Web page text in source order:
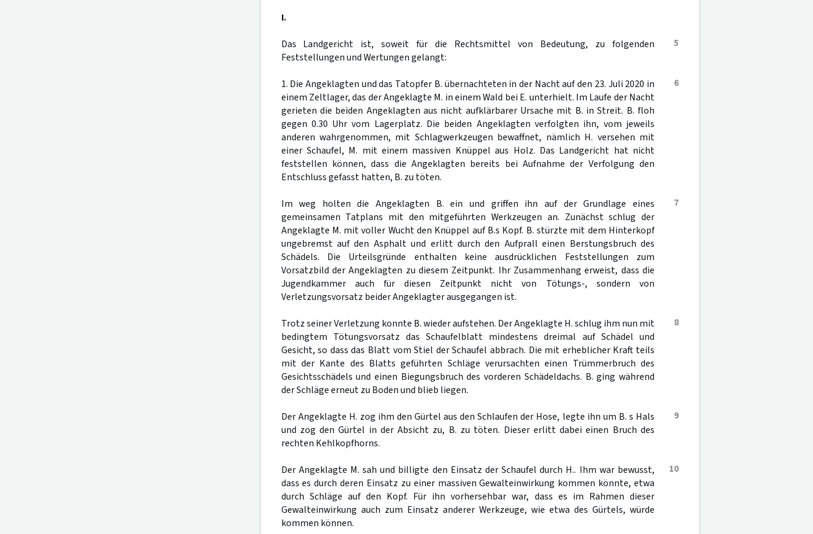
I.
5
Das Landgericht ist, soweit für die Rechtsmittel von Bedeutung, zu folgenden
Feststellungen und Wertungen gelangt:
6
1. Die Angeklagten und das Tatopfer B. übernachteten in der Nacht auf den 23. Juli 2020 in
einem Zeltlager, das der Angeklagte M. in einem Wald bei E. unterhielt. Im Laufe der Nacht
gerieten die beiden Angeklagten aus nicht aufklärbarer Ursache mit B. in Streit. B. floh
gegen 0.30 Uhr vom Lagerplatz. Die beiden Angeklagten verfolgten ihn, vom jeweils
anderen wahrgenommen, mit Schlagwerkzeugen bewaffnet, nämlich H. versehen mit
einer Schaufel, M. mit einem massiven Knüppel aus Holz. Das Landgericht hat nicht
feststellen können, dass die Angeklagten bereits bei Aufnahme der Verfolgung den
Entschluss gefasst hatten, B. zu töten.
7
Im weg holten die Angeklagten B. ein und griffen ihn auf der Grundlage eines
gemeinsamen Tatplans mit den mitgeführten Werkzeugen an. Zunächst schlug der
Angeklagte M. mit voller Wucht den Knüppel auf B.s Kopf. B. stürzte mit dem Hinterkopf
ungebremst auf den Asphalt und erlitt durch den Aufprall einen Berstungsbruch des
Schädels. Die Urteilsgründe enthalten keine ausdrücklichen Feststellungen zum
Vorsatzbild der Angeklagten zu diesem Zeitpunkt. Ihr Zusammenhang erweist, dass die
Jugendkammer auch für diesen Zeitpunkt nicht von Tötungs-, sondern von
Verletzungsvorsatz beider Angeklagter ausgegangen ist.
8
Trotz seiner Verletzung konnte B. wieder aufstehen. Der Angeklagte H. schlug ihm nun mit
bedingtem Tötungsvorsatz das Schaufelblatt mindestens dreimal auf Schädel und
Gesicht, so dass das Blatt vom Stiel der Schaufel abbrach. Die mit erheblicher Kraft teils
mit der Kante des Blatts geführten Schläge verursachten einen Trümmerbruch des
Gesichtsschädels und einen Biegungsbruch des vorderen Schädeldachs. B. ging während
der Schläge erneut zu Boden und blieb liegen.
9
Der Angeklagte H. zog ihm den Gürtel aus den Schlaufen der Hose, legte ihn um B. s Hals
und zog den Gürtel in der Absicht zu, B. zu töten. Dieser erlitt dabei einen Bruch des
rechten Kehlkopfhorns.
10
Der Angeklagte M. sah und billigte den Einsatz der Schaufel durch H.. Ihm war bewusst,
dass es durch deren Einsatz zu einer massiven Gewalteinwirkung kommen könnte, etwa
durch Schläge auf den Kopf. Für ihn vorhersehbar war, dass es im Rahmen dieser
Gewalteinwirkung auch zum Einsatz anderer Werkzeuge, wie etwa des Gürtels, würde
kommen können.